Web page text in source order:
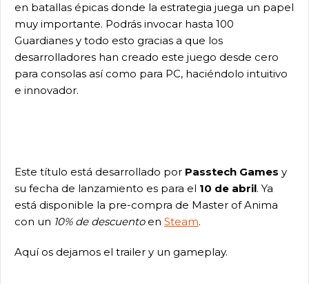
en batallas épicas donde la estrategia juega un papel
muy importante. Podrás invocar hasta 100
Guardianes y todo esto gracias a que los
desarrolladores han creado este juego desde cero
para consolas así como para PC, haciéndolo intuitivo
e innovador.
Este título está desarrollado por Passtech Games y
su fecha de lanzamiento es para el 10 de abril. Ya
está disponible la pre-compra de Master of Anima
con un 10% de descuentoen Steam.
Aquí os dejamos el trailer y un gameplay.